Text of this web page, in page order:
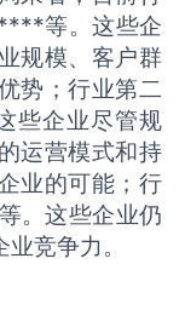
等。这些企
规模、客户群
势；行业第二
些企业尽管规
运营模式和持
业的可能；行
。这些企业仍
竞争力。